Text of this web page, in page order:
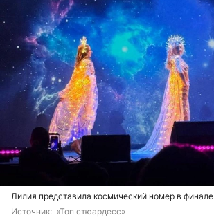
Лилия представила космический номер в финале
Источник: «Топ стюардесс»